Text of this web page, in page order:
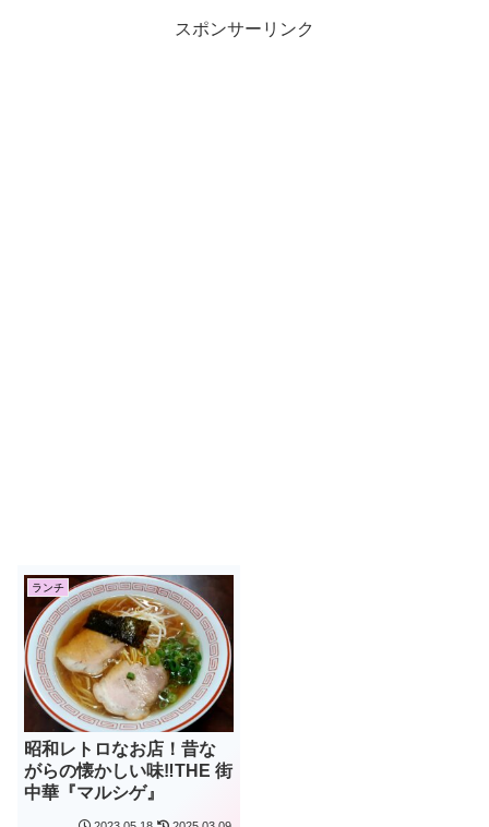
スポンサーリンク
ランチ
昭和レトロなお店！昔な
がらの懐かしい味‼THE 街
中華『マルシゲ』